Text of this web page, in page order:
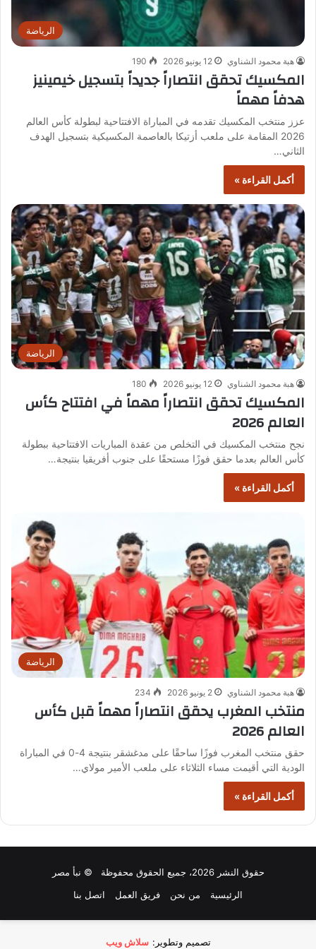
الرياضة
هبة محمود الشناوي 12 يونيو 2026 190
المكسيك تحقق انتصاراً جديداً بتسجيل خيمينيز
هدفاً مهماً
عزز منتخب المكسيك تقدمه في المباراة الافتتاحية لبطولة كأس العالم
2026 المقامة على ملعب أزتيكا بالعاصمة المكسيكية بتسجيل الهدف
الثاني…
أكمل القراءة »
الرياضة
هبة محمود الشناوي 12 يونيو 2026 180
المكسيك تحقق انتصاراً مهماً في افتتاح كأس
العالم 2026
نجح منتخب المكسيك في التخلص من عقدة المباريات الافتتاحية ببطولة
كأس العالم بعدما حقق فوزًا مستحقًا على جنوب أفريقيا بنتيجة…
أكمل القراءة »
الرياضة
هبة محمود الشناوي 2 يونيو 2026 234
منتخب المغرب يحقق انتصاراً مهماً قبل كأس
العالم 2026
حقق منتخب المغرب فوزًا ساحقًا على مدغشقر بنتيجة 4-0 في المباراة
الودية التي أقيمت مساء الثلاثاء على ملعب الأمير مولاي…
أكمل القراءة »
حقوق النشر 2026، جميع الحقوق محفوظة © نبأ مصر
الرئيسية
من نحن فريق العمل اتصل بنا
تصميم وتطوير: سلاش ويب